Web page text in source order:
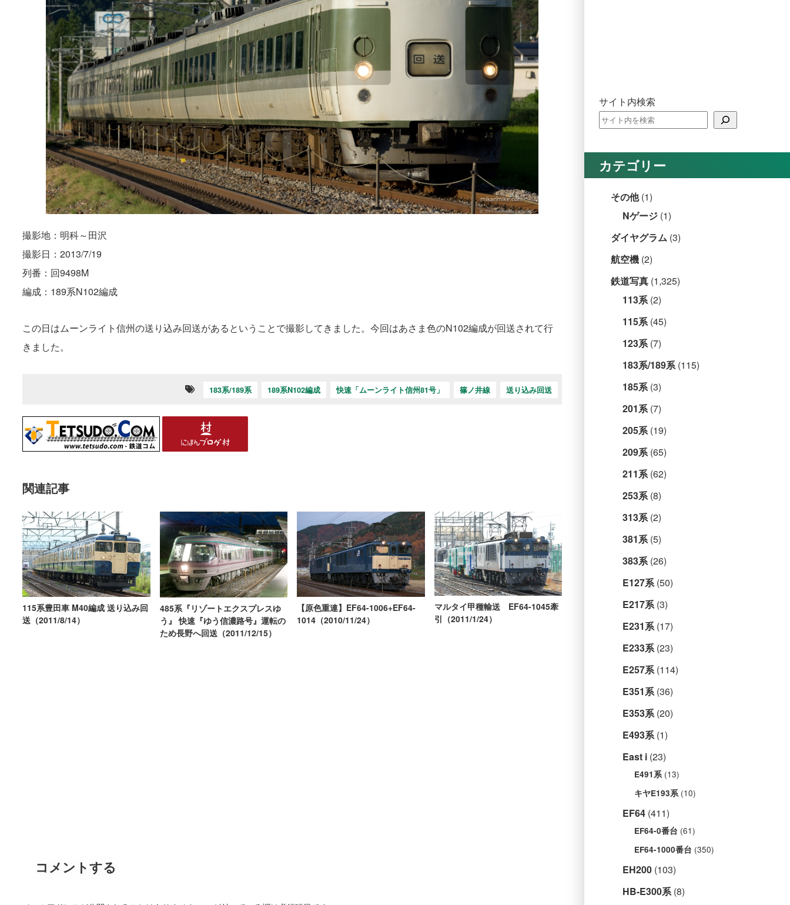
撮影地：明科～田沢
撮影日：2013/7/19
列番：回9498M
編成：189系N102編成
この日はムーンライト信州の送り込み回送があるということで撮影してきました。今回はあさま色のN102編成が回送されて行
きました。
183系/189系 189系N102編成 快速「ムーンライト信州81号」 篠ノ井線 送り込み回送
関連記事
115系豊田車 M40編成 送り込み回
送（2011/8/14）
485系『リゾートエクスプレスゆ
う』 快速『ゆう信濃路号』運転の
ため長野へ回送（2011/12/15）
【原色重連】EF64-1006+EF64-
1014（2010/11/24）
マルタイ甲種輸送 EF64-1045牽
引（2011/1/24）
コメントする
サイト内検索
カテゴリー
その他(1)
Nゲージ (1)
ダイヤグラム (3)
航空機 (2)
鉄道写真 (1,325)
113系(2)
115系(45)
123系(7)
183系/189系(115)
185系(3)
201系(7)
205系(19)
209系(65)
211系(62)
253系(8)
313系(2)
381系(5)
383系(26)
E127系(50)
E217系(3)
E231系(17)
E233系(23)
E257系(114)
E351系(36)
E353系(20)
E493系(1)
East i (23)
E491系(13)
キヤE193系(10)
EF64 (411)
EF64-0番台 (61)
EF64-1000番台 (350)
EH200 (103)
HB-E300系(8)